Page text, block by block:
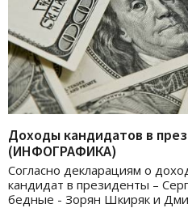
Доходы кандидатов в
(ИНФОГРАФИКА)
Согласно декларациям о
кандидат в президенты –
бедные - Зорян Шкиряк и